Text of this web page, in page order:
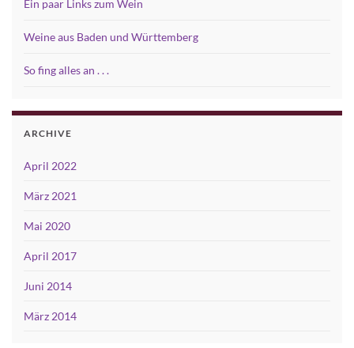
Ein paar Links zum Wein
Weine aus Baden und Württemberg
So fing alles an . . .
ARCHIVE
April 2022
März 2021
Mai 2020
April 2017
Juni 2014
März 2014